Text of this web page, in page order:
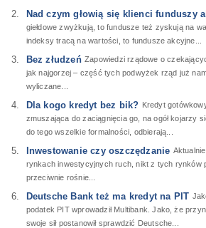
Nad czym głowią się klienci funduszy
giełdowe zwyżkują, to fundusze też zyskują na
indeksy tracą na wartości, to fundusze akcyjne...
Bez złudzeń Zapowiedzi rządowe o
jak najgorzej – część tych podwyżek rząd już
wyliczane...
Dla kogo kredyt bez bik? Kredyt
zmuszająca do zaciągnięcia go, na ogół kojarzy
do tego wszelkie formalności, odbierają...
Inwestowanie czy oszczędzanie
rynkach inwestycyjnych ruch, nikt z tych rynków
przeciwnie rośnie...
Deutsche Bank też ma kredyt na PIT
podatek PIT wprowadził Multibank. Jako, że
swoje sił postanowił sprawdzić Deutsche...